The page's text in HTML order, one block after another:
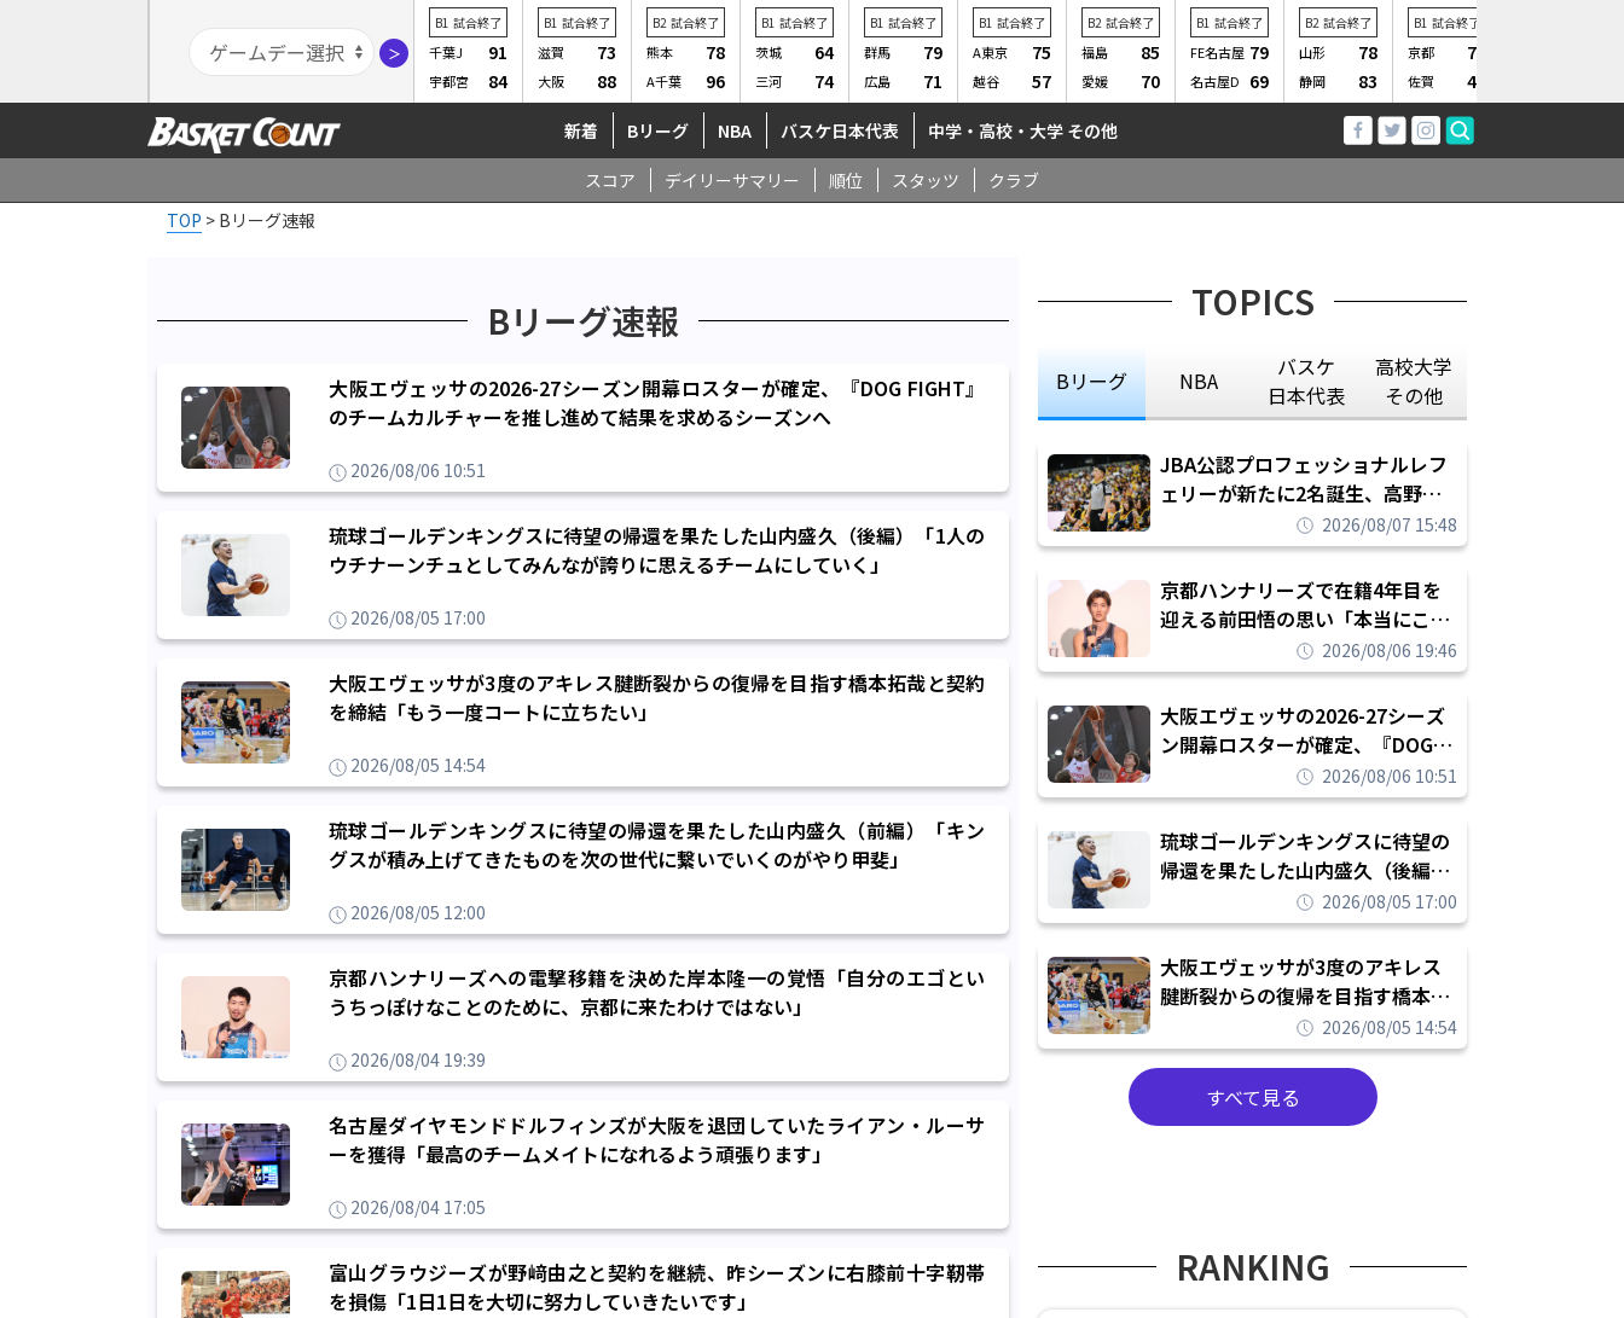
＞
B1 試合終了
千葉J 91
宇都宮 84
B1 試合終了
滋賀 73
大阪 88
B2 試合終了
熊本 78
A千葉 96
B1 試合終了
茨城 64
三河 74
B1 試合終了
群馬 79
広島 71
B1 試合終了
A東京 75
越谷 57
B2 試合終了
福島 85
愛媛 70
B1 試合終了
FE名古屋 79
名古屋D 69
B2 試合終了
山形 78
静岡 83
B1 試合終了
京都 70
佐賀 48
新着 Bリーグ NBA バスケ日本代表 中学・高校・大学 その他
スコア デイリーサマリー 順位 スタッツ
クラブ
TOP > Bリーグ速報
Bリーグ速報
大阪エヴェッサの2026-27シーズン開幕ロスターが確定、『DOG FIGHT』
のチームカルチャーを推し進めて結果を求めるシーズンへ
2026/08/06 10:51
琉球ゴールデンキングスに待望の帰還を果たした山内盛久（後編）「1人の
ウチナーンチュとしてみんなが誇りに思えるチームにしていく」
2026/08/05 17:00
大阪エヴェッサが3度のアキレス腱断裂からの復帰を目指す橋本拓哉と契約
を締結「もう一度コートに立ちたい」
2026/08/05 14:54
琉球ゴールデンキングスに待望の帰還を果たした山内盛久（前編）「キン
グスが積み上げてきたものを次の世代に繋いでいくのがやり甲斐」
2026/08/05 12:00
京都ハンナリーズへの電撃移籍を決めた岸本隆一の覚悟「自分のエゴとい
うちっぽけなことのために、京都に来たわけではない」
2026/08/04 19:39
名古屋ダイヤモンドドルフィンズが大阪を退団していたライアン・ルーサ
ーを獲得「最高のチームメイトになれるよう頑張ります」
2026/08/04 17:05
富山グラウジーズが野﨑由之と契約を継続、昨シーズンに右膝前十字靭帯
を損傷「1日1日を大切に努力していきたいです」
TOPICS
Bリーグ NBA
バスケ
日本代表
高校大学
その他
JBA公認プロフェッショナルレフ
ェリーが新たに2名誕生、高野晃
平は16年間続けた会社員生活に別
れを告げてプロ転向を決断
2026/08/07 15:48
京都ハンナリーズで在籍4年目を
迎える前田悟の思い「本当にこの
チームで勝ちたい、負けたまま舐
められたまま終わりたくない」
2026/08/06 19:46
大阪エヴェッサの2026-27シーズ
ン開幕ロスターが確定、『DOG
FIGHT』のチームカルチャーを推
し進めて結果を求めるシーズンへ
2026/08/06 10:51
琉球ゴールデンキングスに待望の
帰還を果たした山内盛久（後編）
「1人のウチナーンチュとしてみ
んなが誇りに思えるチームにして
いく」
2026/08/05 17:00
大阪エヴェッサが3度のアキレス
腱断裂からの復帰を目指す橋本拓
哉と契約を締結「もう一度コート
に立ちたい」
2026/08/05 14:54
すべて見る
RANKING